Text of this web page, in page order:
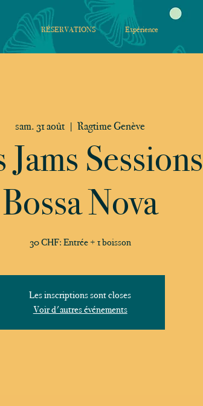
RÉSERVATIONS Expérience
sam. 31 août
  |
Ragtime Genève
Jams Sessions
Bossa Nova
30 CHF: Entrée + 1 boisson
Les inscriptions sont closes
Voir d'autres événements